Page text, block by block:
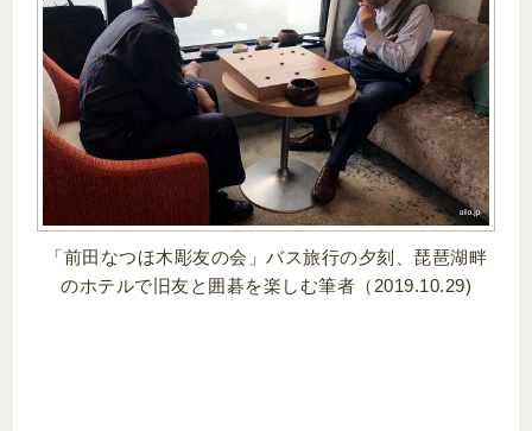
「前田なつほ木彫友の会」バス旅行の夕刻、琵琶湖畔
のホテルで旧友と囲碁を楽しむ筆者（2019.10.29)